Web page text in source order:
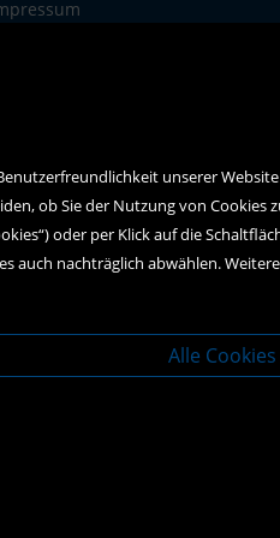
unserer
ob Sie der Nutzung von Cookies
oder per Klick auf die
auch nachträglich abwählen.
Alle Cookies